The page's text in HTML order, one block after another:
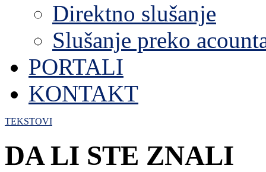
Direktno slušanje
Slušanje preko
PORTALI
KONTAKT
TEKSTOVI
DA LI STE ZNALI